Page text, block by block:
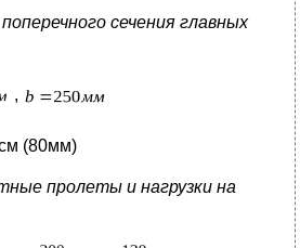
сечения главных
,
(80мм)
пролеты и нагрузки на